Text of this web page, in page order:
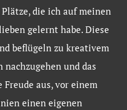
die ich auf meinen
gelernt habe. Diese
beflügeln zu kreativem
nachzugehen und das
aus, vor einem
einen eigenen